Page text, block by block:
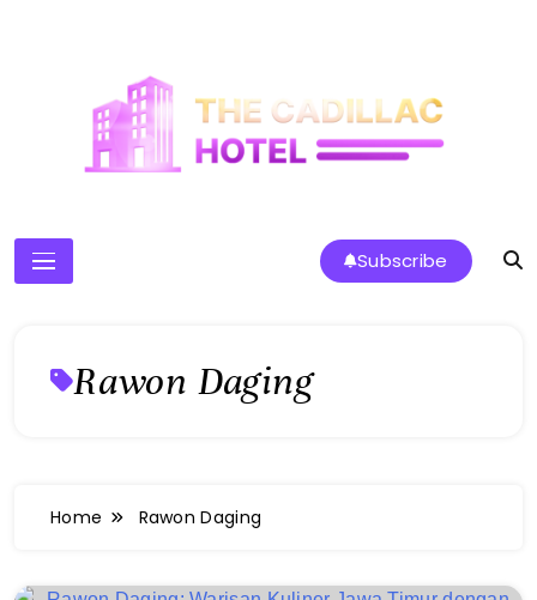
The Cadillac Hotel
Subscribe
Rawon Daging
Home Rawon Daging